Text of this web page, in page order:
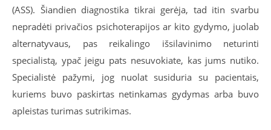
(ASS). Šiandien diagnostika tikrai gerėja, tad itin svarbu
nepradėti privačios psichoterapijos ar kito gydymo, juolab
alternatyvaus, pas reikalingo išsilavinimo neturinti
specialistą, ypač jeigu pats nesuvokiate, kas jums nutiko.
Specialistė pažymi, jog nuolat susiduria su pacientais,
kuriems buvo paskirtas netinkamas gydymas arba buvo
apleistas turimas sutrikimas.